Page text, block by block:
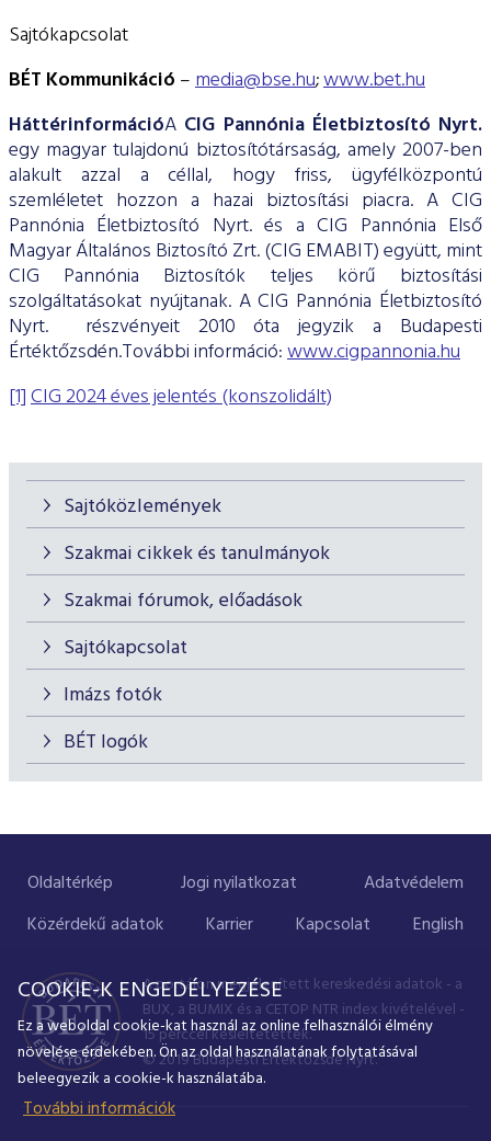
Sajtóközlemények
Szakmai cikkek és tanulmányok
Szakmai fórumok, előadások
Sajtókapcsolat
Imázs fotók
BÉT logók
Sajtókapcsolat
BÉT Kommunikáció –media@bse.hu;www.bet.hu
HáttérinformációA CIG Pannónia Életbiztosító Nyrt.
egy magyar tulajdonú biztosítótársaság, amely 2007-ben
alakult azzal a céllal, hogy friss, ügyfélközpontú
szemléletet hozzon a hazai biztosítási piacra. A CIG
Pannónia Életbiztosító Nyrt. és a CIG Pannónia Első
Magyar Általános Biztosító Zrt. (CIG EMABIT) együtt, mint
CIG Pannónia Biztosítók teljes körű biztosítási
szolgáltatásokat nyújtanak. A CIG Pannónia Életbiztosító
Nyrt. részvényeit 2010 óta jegyzik a Budapesti
Értéktőzsdén.További információ:www.cigpannonia.hu
[1]CIG 2024 éves jelentés (konszolidált)
Oldaltérkép Jogi nyilatkozat
Adatvédelem
Közérdekű adatok
Karrier Kapcsolat English
A portálon megjelenített kereskedési adatok - a
BUX, a BUMIX és a CETOP NTR index kivételével -
15 perccel késleltetettek.
© 2019 Budapesti Értéktőzsde Nyrt.
COOKIE-K ENGEDÉLYEZÉSE
Ez a weboldal cookie-kat használ az online felhasználói élmény
növelése érdekében. Ön az oldal használatának folytatásával
beleegyezik a cookie-k használatába.
További információk